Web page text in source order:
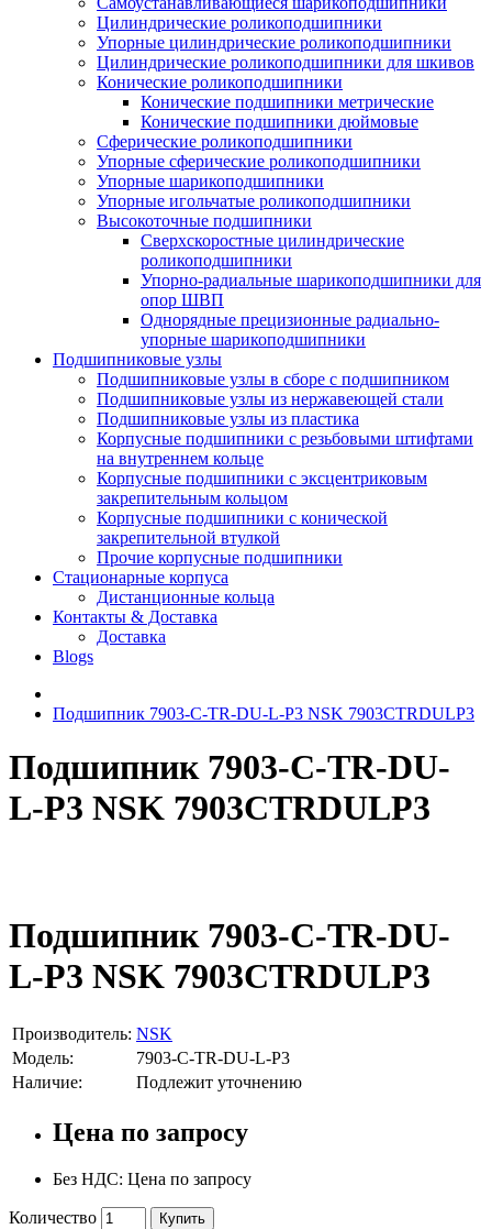
Цилиндрические роликоподшипники
Упорные цилиндрические роликоподшипники
Цилиндрические роликоподшипники для шкивов
Конические роликоподшипники
Конические подшипники метрические
Конические подшипники дюймовые
Сферические роликоподшипники
Упорные сферические роликоподшипники
Упорные шарикоподшипники
Упорные игольчатые роликоподшипники
Высокоточные подшипники
Сверхскоростные цилиндрические
роликоподшипники
Упорно-радиальные шарикоподшипники для
опор ШВП
Однорядные прецизионные радиально-
упорные шарикоподшипники
Подшипниковые узлы
Подшипниковые узлы в сборе с подшипником
Подшипниковые узлы из нержавеющей стали
Подшипниковые узлы из пластика
Корпусные подшипники с резьбовыми штифтами
на внутреннем кольце
Корпусные подшипники с эксцентриковым
закрепительным кольцом
Корпусные подшипники с конической
закрепительной втулкой
Прочие корпусные подшипники
Стационарные корпуса
Дистанционные кольца
Контакты & Доставка
Доставка
Blogs
Подшипник 7903-C-TR-DU-L-P3 NSK 7903CTRDULP3
Подшипник 7903-C-TR-DU-
L-P3 NSK 7903CTRDULP3
Подшипник 7903-C-TR-DU-
L-P3 NSK 7903CTRDULP3
Производитель: NSK
Модель:
7903-C-TR-DU-L-P3
Наличие:
Подлежит уточнению
Цена по запросу
Без НДС: Цена по запросу
Количество Купить